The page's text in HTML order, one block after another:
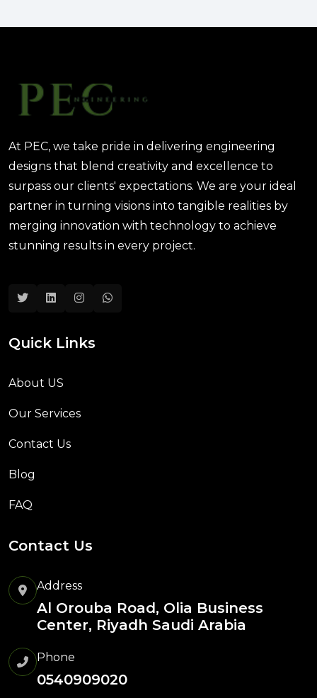
والتكاليف؟
At PEC, we take pride in delivering engineering
designs that blend creativity and excellence to
surpass our clients' expectations. We are your ideal
partner in turning visions into tangible realities by
merging innovation with technology to achieve
stunning results in every project.
Quick Links
About US
Our Services
Contact Us
Blog
FAQ
Contact Us
Address
Al Orouba Road, Olia Business
Center, Riyadh Saudi Arabia
Phone
0540909020